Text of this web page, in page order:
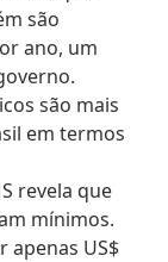
são
ano, um
são mais
em termos
revela que
mínimos.
apenas US$